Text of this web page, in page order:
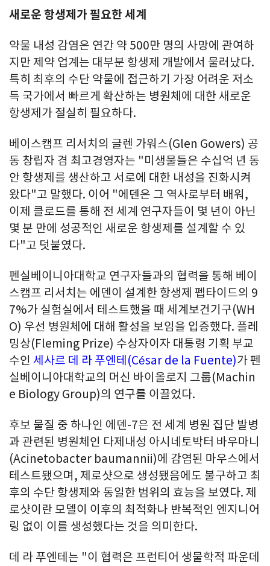
새로운 항생제가 필요한 세계
약물 내성 감염은 연간 약 500만 명의 사망에 관여하
지만 제약 업계는 대부분 항생제 개발에서 물러났다.
특히 최후의 수단 약물에 접근하기 가장 어려운 저소
득 국가에서 빠르게 확산하는 병원체에 대한 새로운
항생제가 절실히 필요하다.
베이스캠프 리서치의 글렌 가워스(Glen Gowers) 공
동 창립자 겸 최고경영자는 "미생물들은 수십억 년 동
안 항생제를 생산하고 서로에 대한 내성을 진화시켜
왔다"고 말했다. 이어 "에덴은 그 역사로부터 배워,
이제 클로드를 통해 전 세계 연구자들이 몇 년이 아닌
몇 분 만에 성공적인 새로운 항생제를 설계할 수 있
다"고 덧붙였다.
펜실베이니아대학교 연구자들과의 협력을 통해 베이
스캠프 리서치는 에덴이 설계한 항생제 펩타이드의 9
7%가 실험실에서 테스트했을 때 세계보건기구(WH
O) 우선 병원체에 대해 활성을 보임을 입증했다. 플레
밍상(Fleming Prize) 수상자이자 대통령 기획 부교
수인 세사르 데 라 푸엔테(César de la Fuente)가 펜
실베이니아대학교의 머신 바이올로지 그룹(Machin
e Biology Group)의 연구를 이끌었다.
후보 물질 중 하나인 에덴-7은 전 세계 병원 집단 발병
과 관련된 병원체인 다제내성 아시네토박터 바우마니
(Acinetobacter baumannii)에 감염된 마우스에서
테스트됐으며, 제로샷으로 생성됐음에도 불구하고 최
후의 수단 항생제와 동일한 범위의 효능을 보였다. 제
로샷이란 모델이 이후의 최적화나 반복적인 엔지니어
링 없이 이를 생성했다는 것을 의미한다.
데 라 푸엔테는 "이 협력은 프런티어 생물학적 파운데